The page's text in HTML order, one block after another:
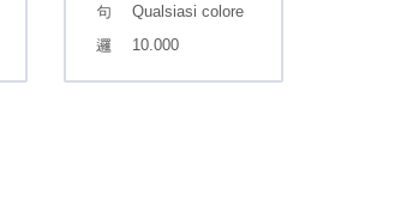
Qualsiasi colore
10.000